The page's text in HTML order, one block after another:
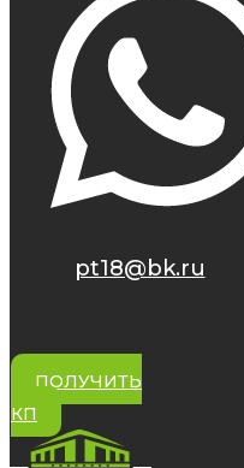
pt18@bk.ru
ПОЛУЧИТЬ
КП